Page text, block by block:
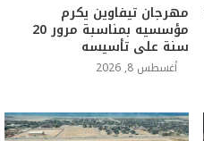
مهرجان تيفاوين يكرم
مؤسسيه بمناسبة مرور 20
سنة على تأسيسه
أغسطس 8, 2026